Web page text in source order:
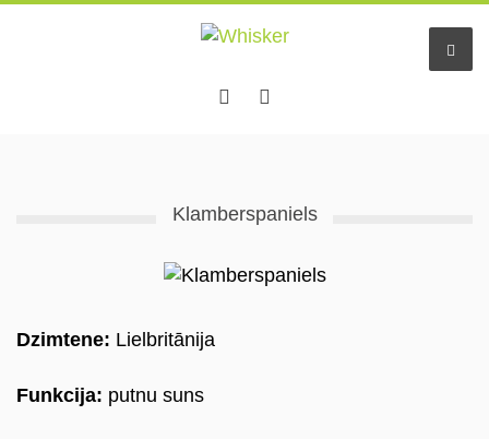
Klamberspaniels
Dzimtene: Lielbritānija
Funkcija: putnu suns